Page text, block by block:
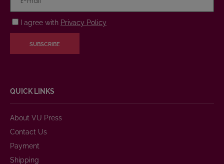
I agree with Privacy Policy
SUBSCRIBE
QUICK LINKS
About VU Press
Contact Us
Payment
Shipping